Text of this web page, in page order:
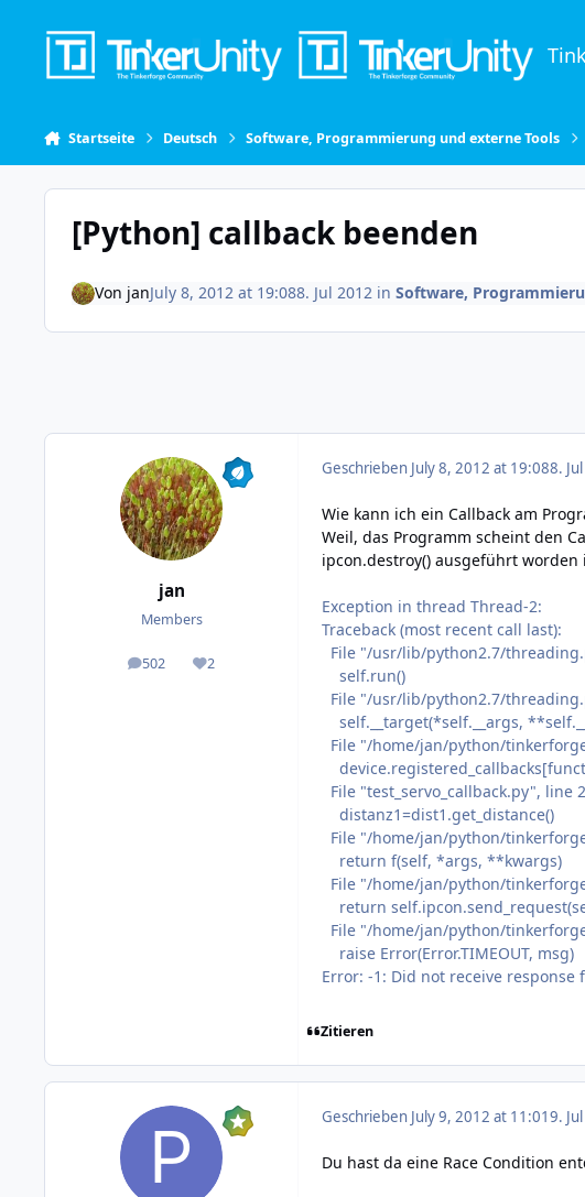
Startseite Deutsch Software, Programmierung und externe Tools
[Python] callback beenden
Von janJuly 8, 2012 at 19:088. Jul 2012in Software,
jan
Members
502
posts 2
Reputation
Geschrieben July 8, 2012 at 19:088.
Wie kann ich ein Callback am
Weil, das Programm scheint den
ipcon.destroy() ausgeführt worden
Exception in thread Thread-2:
Traceback (most recent call last):
File "/usr/lib/python2.7/
self.run()
File "/usr/lib/python2.7/
self.__target(*self.__args,
File "/home/jan/python/
File "test_servo_callback.py", line
distanz1=dist1.get_distance()
File "/home/jan/python/
return f(self, *args, **kwargs)
File "/home/jan/python/
return
File "/home/jan/python/
raise Error(Error.TIMEOUT, msg)
Error: -1: Did not receive
Zitieren
Geschrieben July 9, 2012 at 11:019.
Du hast da eine Race Condition